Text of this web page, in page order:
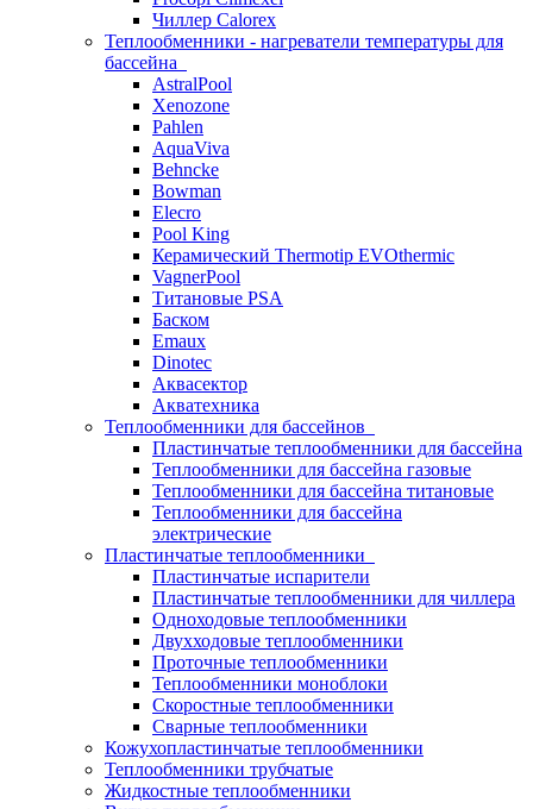
Чиллер Calorex
Теплообменники - нагреватели температуры для
бассейна
AstralPool
Xenozone
Pahlen
AquaViva
Behncke
Bowman
Elecro
Pool King
Керамический Thermotip EVOthermic
VagnerPool
Титановые PSA
Баском
Emaux
Dinotec
Аквасектор
Акватехника
Теплообменники для бассейнов
Пластинчатые теплообменники для бассейна
Теплообменники для бассейна газовые
Теплообменники для бассейна титановые
Теплообменники для бассейна
электрические
Пластинчатые теплообменники
Пластинчатые испарители
Пластинчатые теплообменники для чиллера
Одноходовые теплообменники
Двухходовые теплообменники
Проточные теплообменники
Теплообменники моноблоки
Скоростные теплообменники
Сварные теплообменники
Кожухопластинчатые теплообменники
Теплообменники трубчатые
Жидкостные теплообменники